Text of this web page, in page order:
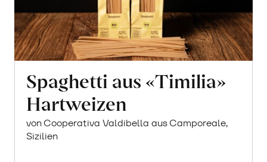
Spaghetti aus «Timilia»
Hartweizen
von Cooperativa Valdibella aus Camporeale,
Sizilien